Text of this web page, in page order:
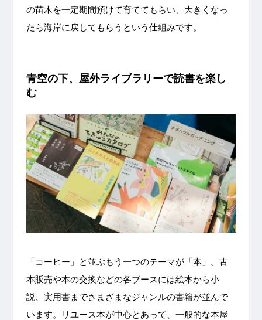
の苗木を一定期間預けて育ててもらい、大きくなっ
たら海岸に戻してもらうという仕組みです。
青空の下、屋外ライブラリーで読書を楽し
む
「コーヒー」と並ぶもう一つのテーマが「本」。古
本販売や本の交換などの各ブースには絵本から小
説、実用書までさまざまなジャンルの書籍が並んで
います。リユース本が中心とあって、一般的な本屋